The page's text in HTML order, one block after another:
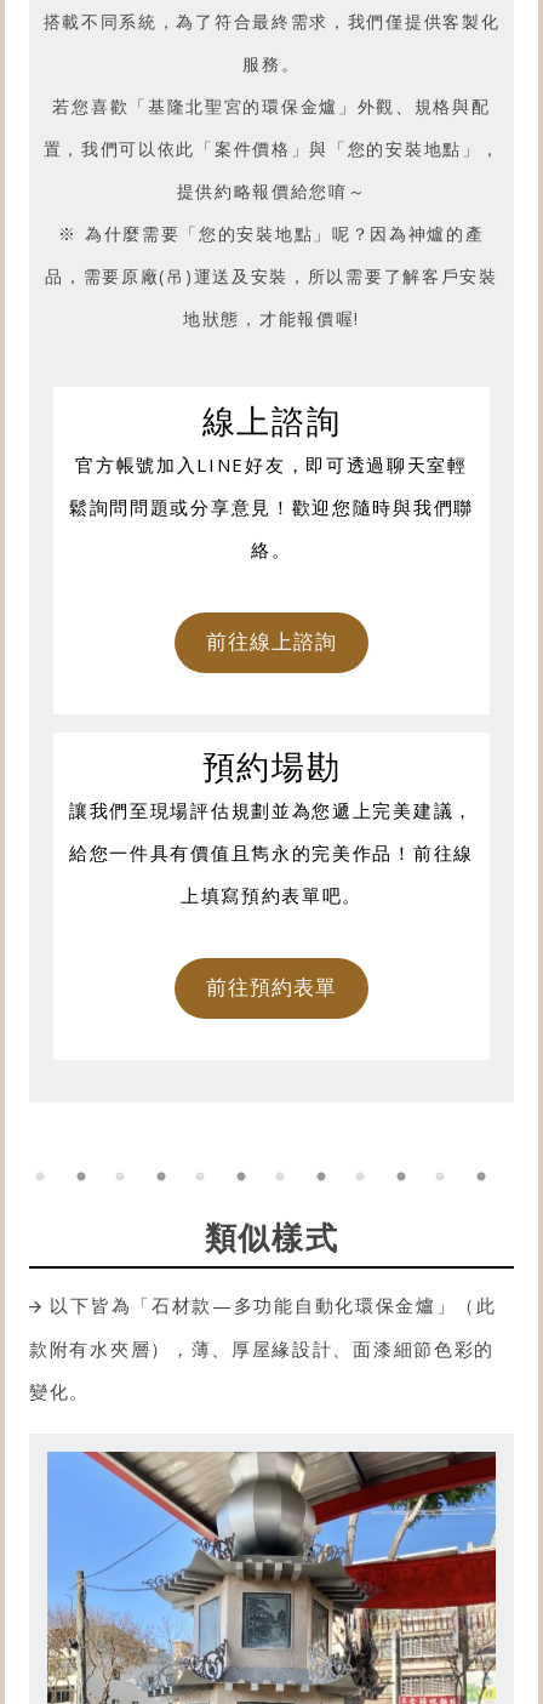
請前往【型號R4.1】產品影片
搭載不同系統，為了符合最終需求，我們僅提供客製化
服務。
若您喜歡「基隆北聖宮的環保金爐 」外觀、規格與配
置，我們可以依此「案件價格」與「您的安裝地點」，
提供約略報價給您唷～
※ 為什麼需要「您的安裝地點」呢？因為神爐的產
品，需要原廠(吊)運送及安裝，所以需要了解客戶安裝
地狀態，才能報價喔!
線上諮詢
官方帳號加入LINE好友，即可透過聊天室輕
鬆詢問問題或分享意見！歡迎您隨時與我們聯
絡。
前往線上諮詢
預約場勘
讓我們至現場評估規劃並為您遞上完美建議，
給您一件具有價值且雋永的完美作品！前往線
上填寫預約表單吧。
前往預約表單
類似樣式
以下皆為「石材款—多功能自動化環保金爐 」（此
款附有水夾層），薄、厚屋緣設計、面漆細節色彩的
變化。